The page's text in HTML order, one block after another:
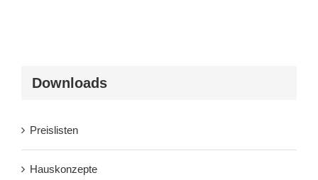
Downloads
Preislisten
Hauskonzepte